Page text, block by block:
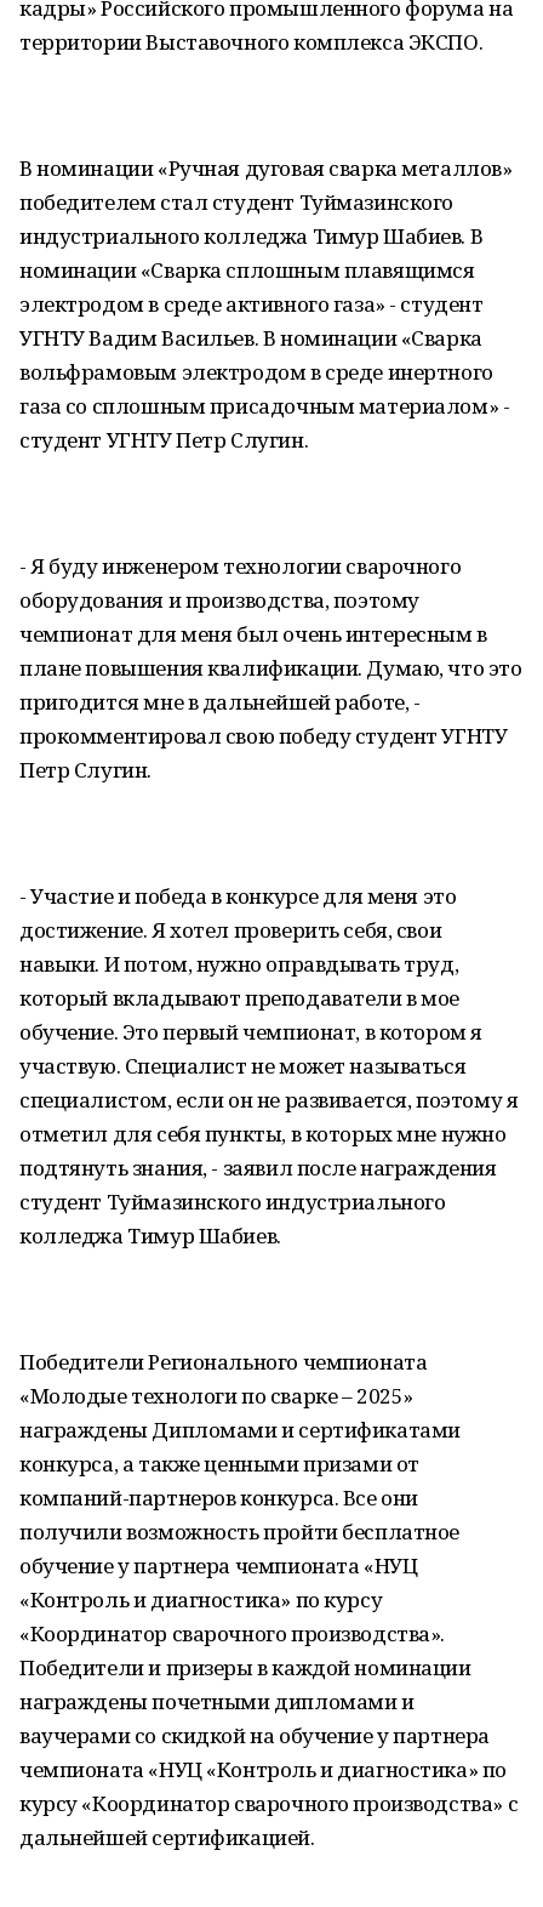
кадры» Российского промышленного форума на
территории Выставочного комплекса ЭКСПО.
В номинации «Ручная дуговая сварка металлов»
победителем стал студент Туймазинского
индустриального колледжа Тимур Шабиев. В
номинации «Сварка сплошным плавящимся
электродом в среде активного газа» - студент
УГНТУ Вадим Васильев. В номинации «Сварка
вольфрамовым электродом в среде инертного
газа со сплошным присадочным материалом» -
студент УГНТУ Петр Слугин.
- Я буду инженером технологии сварочного
оборудования и производства, поэтому
чемпионат для меня был очень интересным в
плане повышения квалификации. Думаю, что это
пригодится мне в дальнейшей работе, -
прокомментировал свою победу студент УГНТУ
Петр Слугин.
- Участие и победа в конкурсе для меня это
достижение. Я хотел проверить себя, свои
навыки. И потом, нужно оправдывать труд,
который вкладывают преподаватели в мое
обучение. Это первый чемпионат, в котором я
участвую. Специалист не может называться
специалистом, если он не развивается, поэтому я
отметил для себя пункты, в которых мне нужно
подтянуть знания, - заявил после награждения
студент Туймазинского индустриального
колледжа Тимур Шабиев.
Победители Регионального чемпионата
«Молодые технологи по сварке – 2025»
награждены Дипломами и сертификатами
конкурса, а также ценными призами от
компаний-партнеров конкурса. Все они
получили возможность пройти бесплатное
обучение у партнера чемпионата «НУЦ
«Контроль и диагностика» по курсу
«Координатор сварочного производства».
Победители и призеры в каждой номинации
награждены почетными дипломами и
ваучерами со скидкой на обучение у партнера
чемпионата «НУЦ «Контроль и диагностика» по
курсу «Координатор сварочного производства» с
дальнейшей сертификацией.